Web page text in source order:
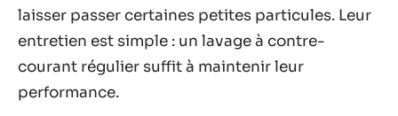
laisser passer certaines petites particules. Leur
entretien est simple : un lavage à contre-
courant régulier suffit à maintenir leur
performance.